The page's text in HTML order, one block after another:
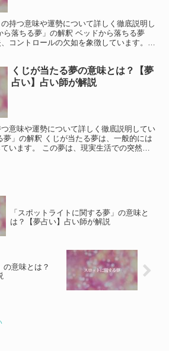
の持つ意味や運勢について詳しく徹底説明し
ら落ちる夢」の解釈 ベッドから落ちる夢
コントロールの欠如を象徴しています。
くじが当たる夢の意味とは？【夢
占い】占い師が解説
つ意味や運勢について詳しく徹底説明してい
夢」の解釈 くじが当たる夢は、一般的には
います。 この夢は、現実生活での突然の
「スポットライトに関する夢」の意味と
は？【夢占い】占い師が解説
の意味とは？